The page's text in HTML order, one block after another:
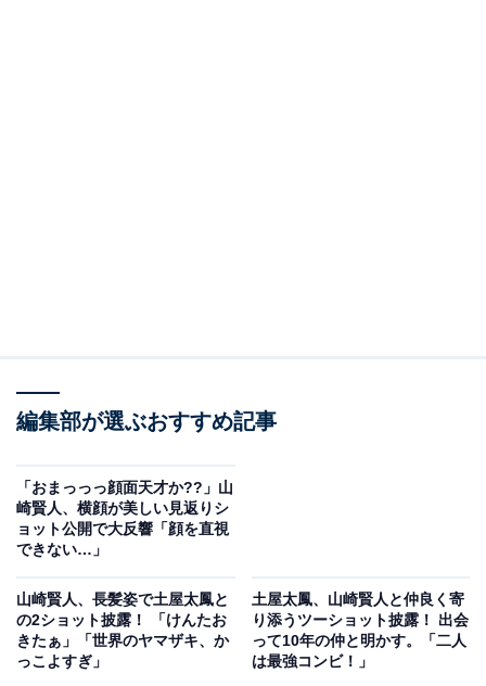
編集部が選ぶおすすめ記事
「おまっっっ顔面天才か??」山
崎賢人、横顔が美しい見返りシ
ョット公開で大反響「顔を直視
できない…」
山崎賢人、長髪姿で土屋太鳳と
の2ショット披露！ 「けんたお
きたぁ」「世界のヤマザキ、か
っこよすぎ」
土屋太鳳、山崎賢人と仲良く寄
り添うツーショット披露！ 出会
って10年の仲と明かす。「二人
は最強コンビ！」